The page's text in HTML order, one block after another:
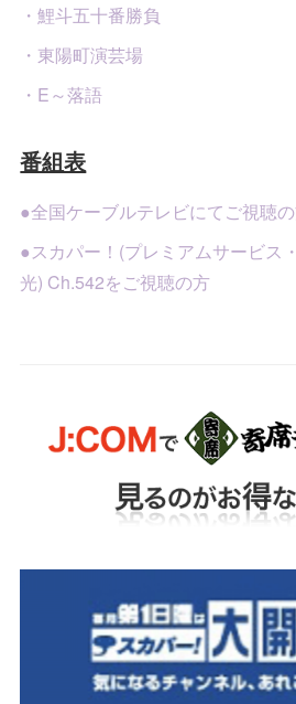
・鯉斗五十番勝負
・東陽町演芸場
・E～落語
番組表
●全国ケーブルテレビにてご視聴
●スカパー！(プレミアムサービス
光) Ch.542をご視聴の方